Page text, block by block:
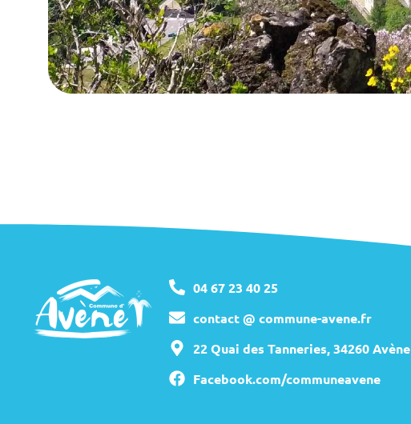
04 67 23 40 25
contact @ commune-avene.fr
22 Quai des Tanneries, 34260 Avène
Facebook.com/communeavene